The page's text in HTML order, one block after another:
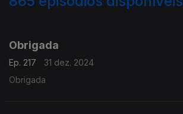
Obrigada
Ep. 217
31 dez. 2024
Obrigada